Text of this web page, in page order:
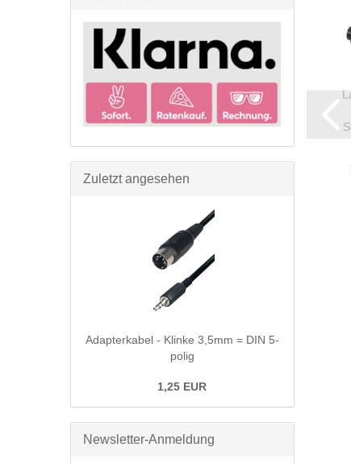
Adapter
USB-C auf
USB micro
1,01 EUR
Lautsprecherkabel
1,5 qmm -
transparent...
Zuletzt angesehen
Adapterkabel - Klinke 3,5mm = DIN 5-
polig
1,25 EUR
Newsletter-Anmeldung